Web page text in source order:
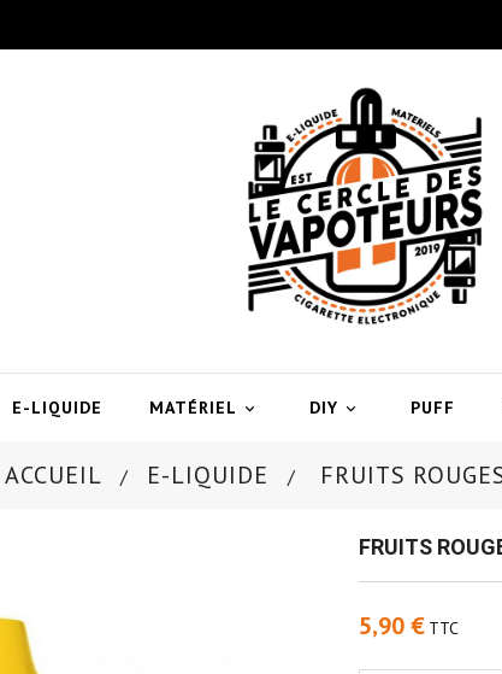
E-LIQUIDE 
MATÉRIEL 
DIY PUFF
ACCUEIL E-LIQUIDE FRUITS
FRUITS
5,90 € TTC